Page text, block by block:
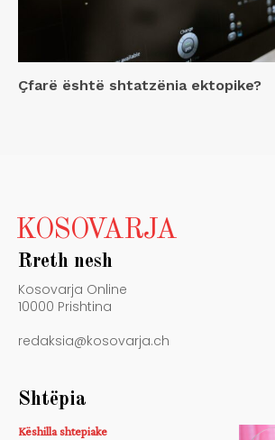
Çfarë është shtatzënia ektopike?
KOSOVARJA
Rreth nesh
Kosovarja Online
10000 Prishtina
redaksia@kosovarja.ch
Shtëpia
Këshilla shtepiake